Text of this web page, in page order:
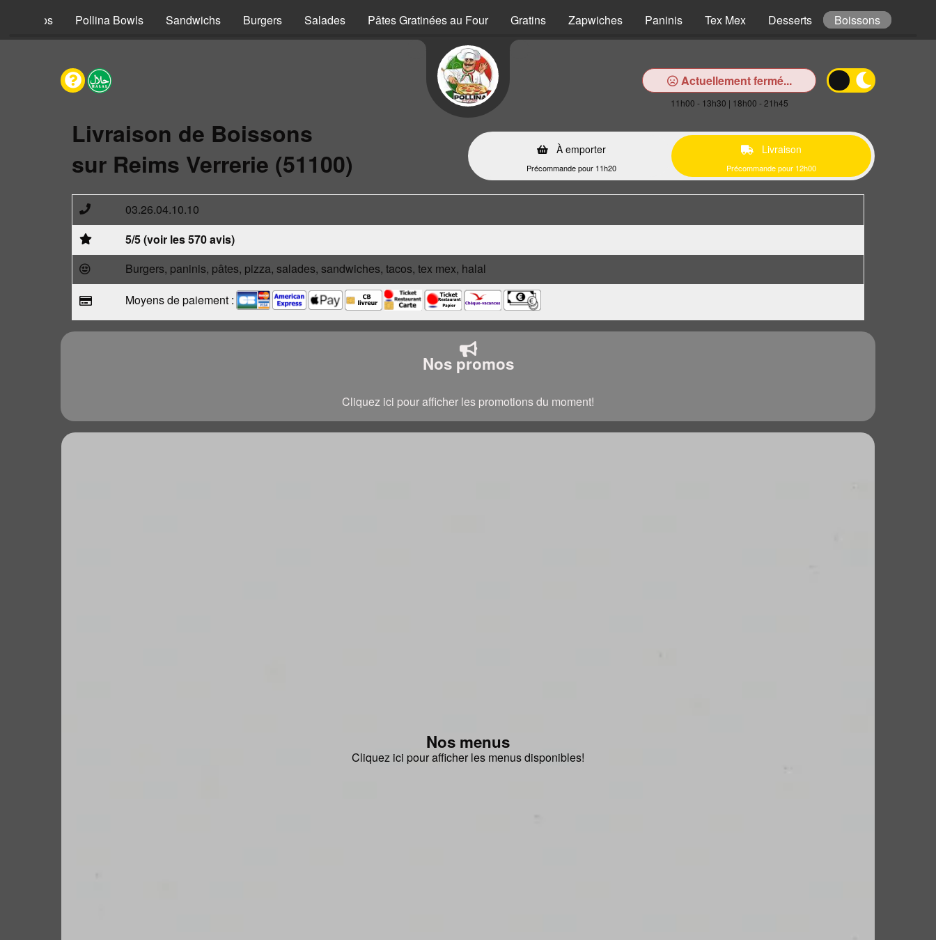
Tacos Pollina Bowls Sandwichs Burgers Salades Pâtes Gratinées au Four Gratins Zapwiches Paninis Tex Mex Desserts Boissons
Actuellement fermé...
11h00 - 13h30 | 18h00 - 21h45
Livraison de Boissons
sur Reims Verrerie (51100)
À emporter
Précommande pour 11h20
Livraison
Précommande pour 12h00
03.26.04.10.10
5/5 (voir les 570 avis)
Burgers, paninis, pâtes, pizza, salades, sandwiches, tacos, tex mex, halal
Moyens de paiement :
Nos promos
Cliquez ici pour afficher les promotions du moment!
Nos menus
Cliquez ici pour afficher les menus disponibles!